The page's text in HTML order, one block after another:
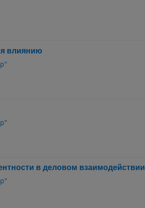
влиянию
в деловом взаимодействии